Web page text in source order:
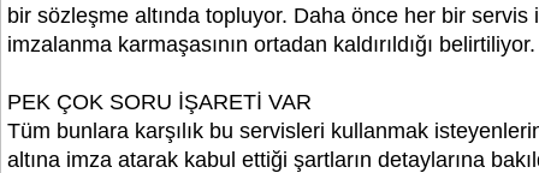
bir sözleşme altında topluyor. Daha önce her bir servis
imzalanma karmaşasının ortadan kaldırıldığı belirtiliyor.
PEK ÇOK SORU İŞARETİ VAR
Tüm bunlara karşılık bu servisleri kullanmak
altına imza atarak kabul ettiği şartların detaylarına